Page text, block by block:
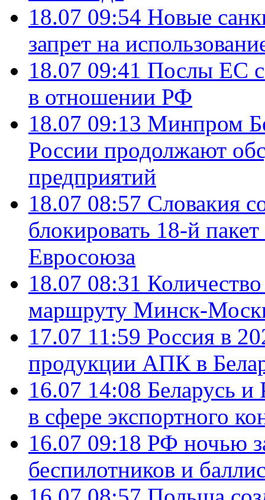
18.07 09:54 Новые
запрет на
18.07 09:41 Послы ЕС
в отношении РФ
18.07 09:13 Минпром
России продолжают
предприятий
18.07 08:57 Словакия
блокировать 18-й
Евросоюза
18.07 08:31
маршруту Минск-
17.07 11:59 Россия в
продукции АПК в
16.07 14:08 Беларусь и
в сфере экспортного
16.07 09:18 РФ ночью
беспилотников и